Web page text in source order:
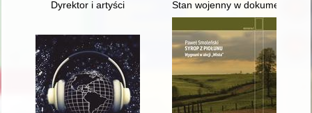
Dyrektor i artyści Stan wojenny w dokumentach